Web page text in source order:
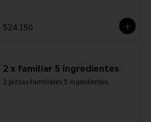
$24.150
2 x familiar 5 ingredientes
2 pizzas familiares 5 ingredientes